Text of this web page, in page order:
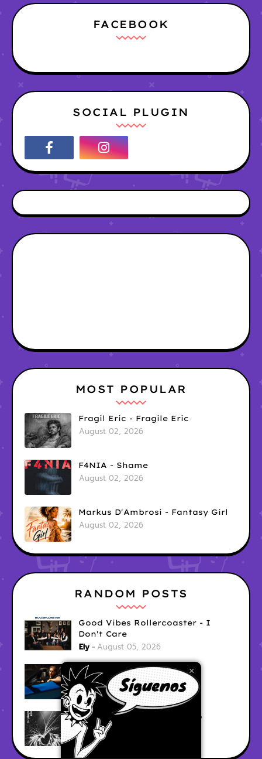
FACEBOOK
SOCIAL PLUGIN
×
MOST POPULAR
Fragil Eric - Fragile Eric
August 02, 2026
F4NIA - Shame
August 02, 2026
Markus D'Ambrosi - Fantasy Girl
August 02, 2026
RANDOM POSTS
Good Vibes Rollercoaster - I
Don't Care
Ely August 05, 2026
Hyperwulf - FaceTime
Ely August 04, 2026
BARRACÜDA - Mar Adentro
Ely August 04, 2026